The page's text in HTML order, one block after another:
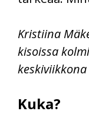
Kristiina
kisoissa
Kuka?